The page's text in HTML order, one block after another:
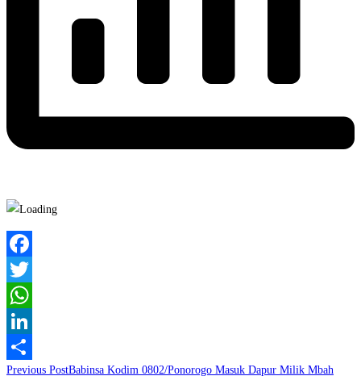
Facebook
Twitter
WhatsApp
LinkedIn
Share
Read
Previous PostBabinsa Kodim 0802/Ponorogo Masuk Dapur Milik Mbah